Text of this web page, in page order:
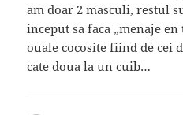
am doar 2 masculi, restul
inceput sa faca „menaje
ouale cocosite fiind de cei
cate doua la un cuib…